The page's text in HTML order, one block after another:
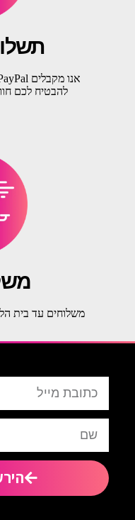
להבטיח לכם
משלוחים עד בית